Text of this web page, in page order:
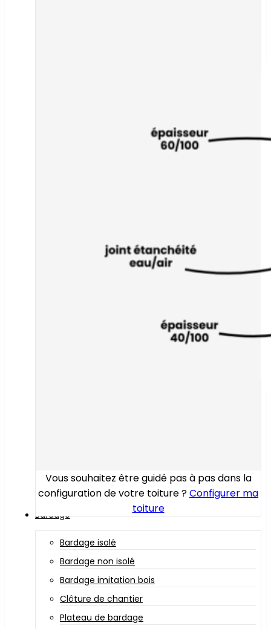
Vous souhaitez être guidé pas à pas dans la
configuration de votre toiture ?Configurer ma
toiture
Bardage
Bardage isolé
Bardage non isolé
Bardage imitation bois
Clôture de chantier
Plateau de bardage